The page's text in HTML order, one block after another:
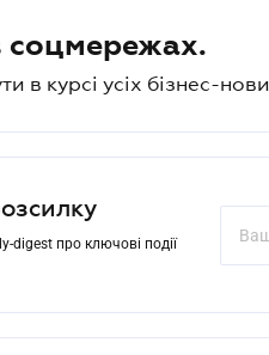
соцмережах.
в курсі усіх бізнес-
digest про ключові події